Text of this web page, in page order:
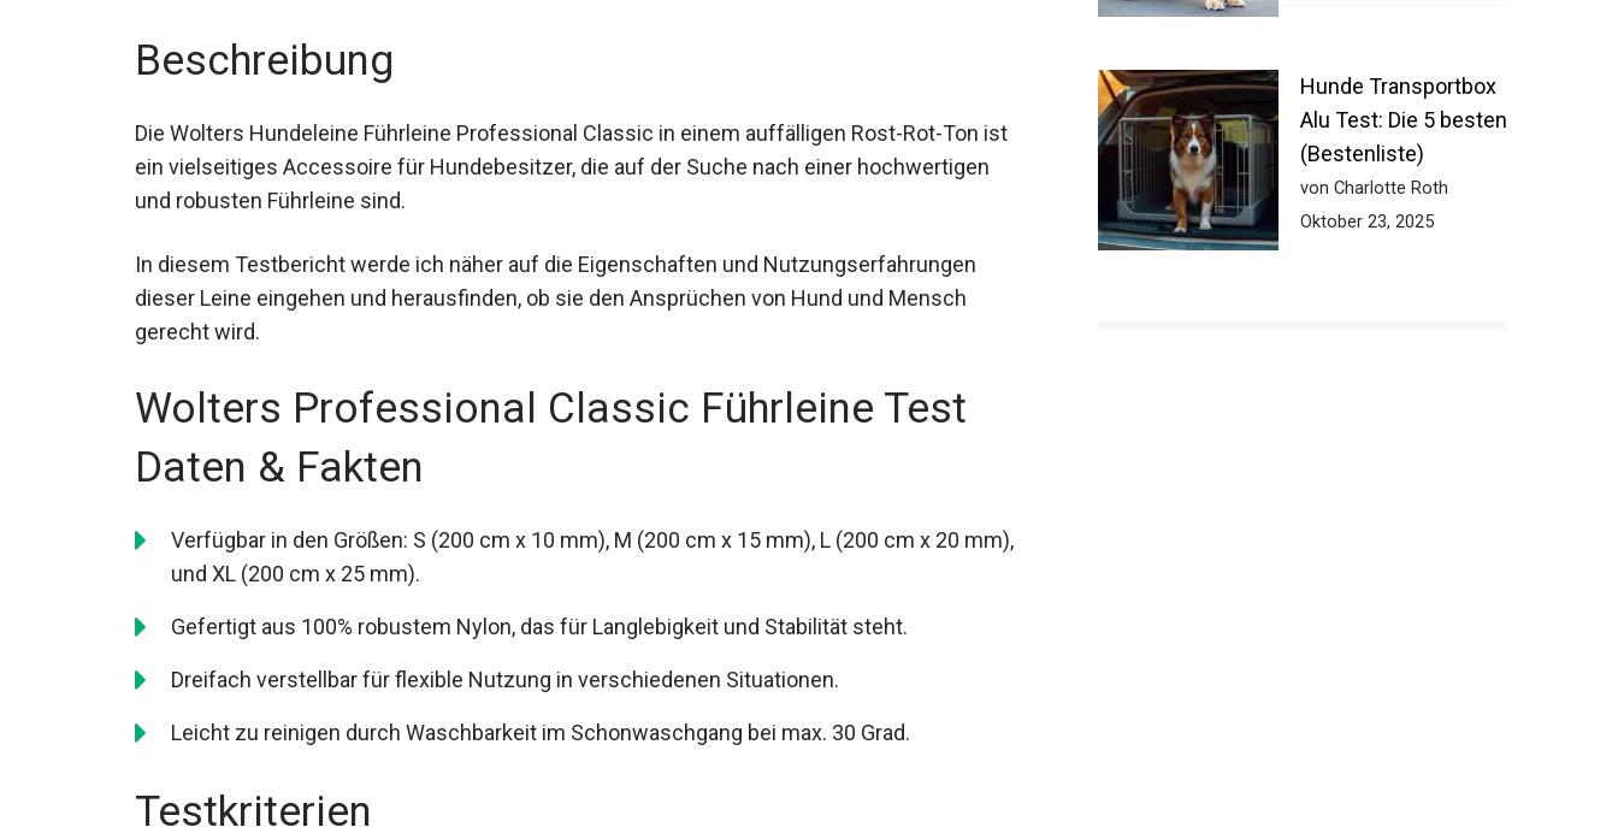
Beschreibung
Die Wolters Hundeleine Führleine Professional Classic in einem auffälligen Rost-Rot-Ton ist
ein vielseitiges Accessoire für Hundebesitzer, die auf der Suche nach einer hochwertigen
und robusten Führleine sind.
In diesem Testbericht werde ich näher auf die Eigenschaften und Nutzungserfahrungen
dieser Leine eingehen und herausfinden, ob sie den Ansprüchen von Hund und Mensch
gerecht wird.
Wolters Professional Classic Führleine Test
Daten & Fakten
Verfügbar in den Größen: S (200 cm x 10 mm), M (200 cm x 15 mm), L (200 cm x 20 mm),
und XL (200 cm x 25 mm).
Gefertigt aus 100% robustem Nylon, das für Langlebigkeit und Stabilität steht.
Dreifach verstellbar für flexible Nutzung in verschiedenen Situationen.
Leicht zu reinigen durch Waschbarkeit im Schonwaschgang bei max. 30 Grad.
Testkriterien
Hunde Transportbox
Alu Test: Die 5 besten
(Bestenliste)
von Charlotte Roth
Oktober 23, 2025